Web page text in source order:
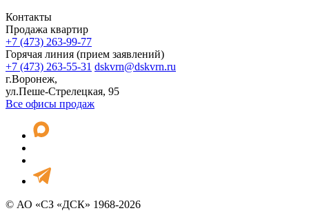
Контакты
Продажа квартир
+7 (473) 263-99-77
Горячая линия (прием заявлений)
+7 (473) 263-55-31 dskvrn@dskvrn.ru
г.Воронеж,
ул.Пеше-Стрелецкая, 95
Все офисы продаж
© АО «СЗ «ДСК» 1968-2026